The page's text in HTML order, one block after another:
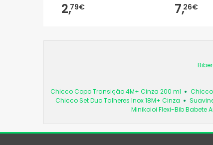
2,79€ 7,26€
Chicco Copo Transição 4M+ Cinza 200 ml Chicco
Chicco Set Duo Talheres Inox 18M+ Cinza
Minikoioi Flexi-Bib Babete